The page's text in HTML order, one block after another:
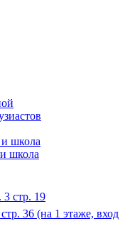
школа
школа
стр. 19
36 (на 1 этаже, вход